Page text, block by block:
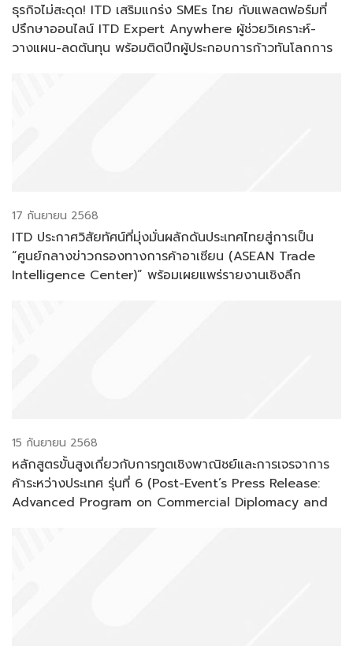
ธุรกิจไม่สะดุด! ITD เสริมแกร่ง SMEs ไทย กับแพลตฟอร์มที่
ปรึกษาออนไลน์ ITD Expert Anywhere ผู้ช่วยวิเคราะห์-
วางแผน-ลดต้นทุน พร้อมติดปีกผู้ประกอบการก้าวทันโลกการ
17 กันยายน 2568
ITD ประกาศวิสัยทัศน์ที่มุ่งมั่นผลักดันประเทศไทยสู่การเป็น
“ศูนย์กลางข่าวกรองทางการค้าอาเซียน (ASEAN Trade
Intelligence Center)” พร้อมเผยแพร่รายงานเชิงลึก
15 กันยายน 2568
หลักสูตรขั้นสูงเกี่ยวกับการทูตเชิงพาณิชย์และการเจรจาการ
ค้าระหว่างประเทศ รุ่นที่ 6 (Post-Event’s Press Release:
Advanced Program on Commercial Diplomacy and